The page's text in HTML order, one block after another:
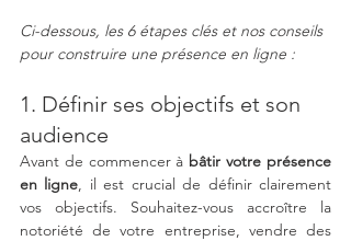
Ci-dessous, les 6 étapes clés et nos conseils
pour construire une présence en ligne :
1. Définir ses objectifs et son
audience
Avant de commencer à bâtir votre présence
en ligne , il est crucial de définir clairement
vos objectifs. Souhaitez-vous accroître la
notoriété de votre entreprise, vendre des